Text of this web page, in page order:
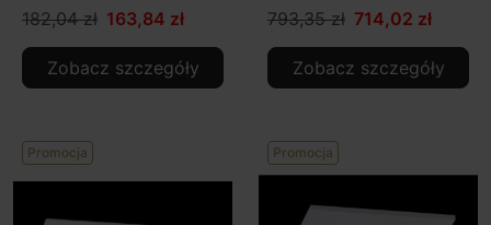
182,04 zł 163,84 zł
Zobacz szczegóły
793,35 zł 714,02 zł
Zobacz szczegóły
Promocja Promocja